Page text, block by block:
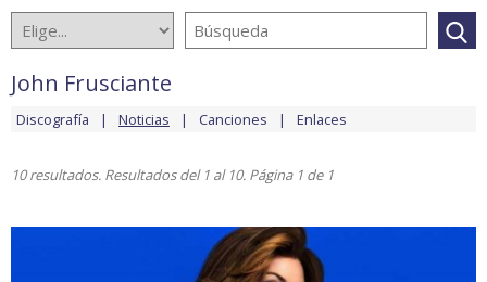
John Frusciante
Discografía Noticias Canciones Enlaces
10 resultados. Resultados del 1 al 10. Página 1 de 1